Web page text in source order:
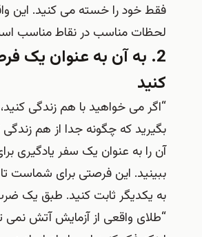
فقط خود را خسته می کنید. این
لحظات مناسب در نقاط مناسب
2. به آن به عنوان یک
کنید
“اگر می خواهید با هم زندگی کنید،
بگیرید که چگونه جدا از هم زندگی
آن را به عنوان یک سفر یادگیری
ببینید. این فرصتی برای شماست
به یکدیگر ثابت کنید. طبق یک
“طلای واقعی از آزمایش آتش نمی